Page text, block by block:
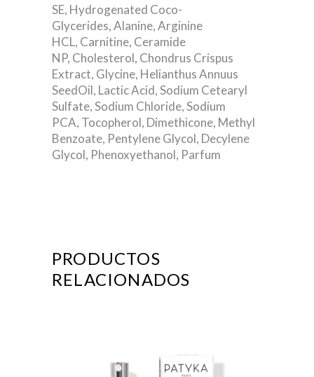
SE, Hydrogenated Coco-
Glycerides, Alanine, Arginine
HCL, Carnitine, Ceramide
NP, Cholesterol, Chondrus Crispus
Extract, Glycine, Helianthus Annuus
SeedOil, Lactic Acid, Sodium Cetearyl
Sulfate, Sodium Chloride, Sodium
PCA, Tocopherol, Dimethicone, Methyl
Benzoate, Pentylene Glycol, Decylene
Glycol, Phenoxyethanol, Parfum
PRODUCTOS
RELACIONADOS